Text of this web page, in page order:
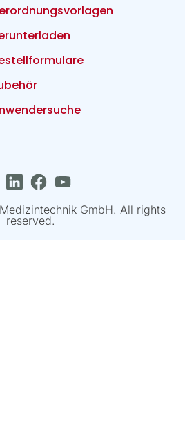
GmbH. All rights
reserved.